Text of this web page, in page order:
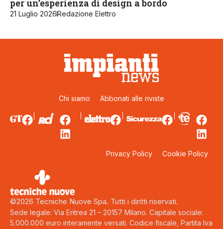
per un’esperienza di design a bordo
21 Luglio 2026Redazione Elettro
Chi siamo Abbonati alle riviste
Privacy Policy Cookie Policy
©2026 Tecniche Nuove Spa. Tutti i diritti riservati.
Sede legale: Via Eritrea 21 – 20157 Milano. Capitale sociale:
5.000.000 euro interamente versati. Codice fiscale, Partita Iva